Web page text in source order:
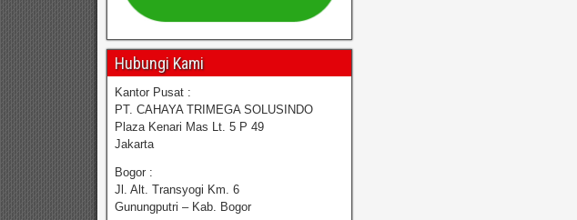
Hubungi Kami
Kantor Pusat :
PT. CAHAYA TRIMEGA SOLUSINDO
Plaza Kenari Mas Lt. 5 P 49
Jakarta
Bogor :
Jl. Alt. Transyogi Km. 6
Gunungputri – Kab. Bogor